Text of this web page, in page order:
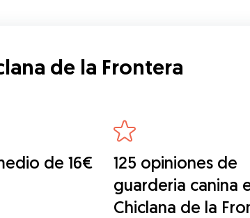
de la Frontera
de 16€
125 opiniones de
guarderia canina
Chiclana de la